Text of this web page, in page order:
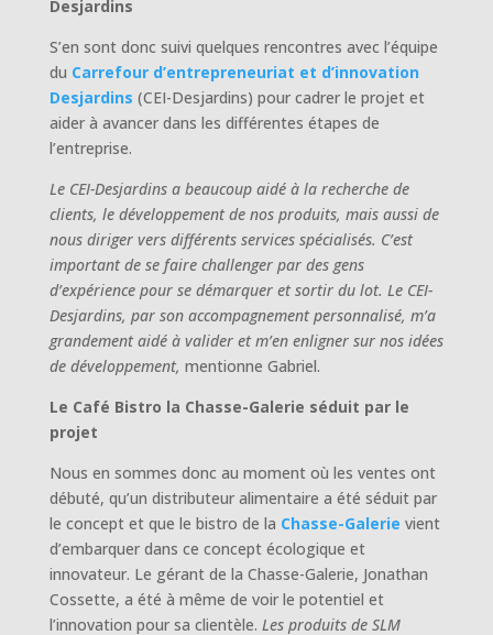
Desjardins
S’en sont donc suivi quelques rencontres avec l’équipe
du Carrefour d’entrepreneuriat et d’innovation
Desjardins (CEI-Desjardins) pour cadrer le projet et
aider à avancer dans les différentes étapes de
l’entreprise.
Le CEI-Desjardins a beaucoup aidé à la recherche de
clients, le développement de nos produits, mais aussi de
nous diriger vers différents services spécialisés. C’est
important de se faire challenger par des gens
d’expérience pour se démarquer et sortir du lot. Le CEI-
Desjardins, par son accompagnement personnalisé, m’a
grandement aidé à valider et m’en enligner sur nos idées
de développement, mentionne Gabriel.
Le Café Bistro la Chasse-Galerie séduit par le
projet
Nous en sommes donc au moment où les ventes ont
débuté, qu’un distributeur alimentaire a été séduit par
le concept et que le bistro de la Chasse-Galerie vient
d’embarquer dans ce concept écologique et
innovateur. Le gérant de la Chasse-Galerie, Jonathan
Cossette, a été à même de voir le potentiel et
l’innovation pour sa clientèle. Les produits de SLM